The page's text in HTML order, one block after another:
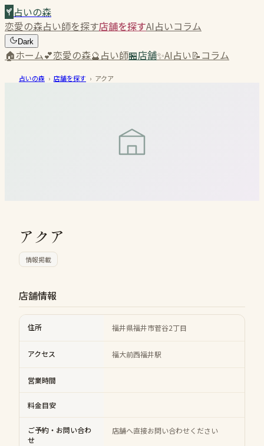
占いの森
恋愛の森占い師を探す店舗を探すAI占いコラム
Dark
🏠ホーム💕恋愛の森🔮占い師🏪店舗✨AI占い📝コラム
占いの森 › 店舗を探す › アクア
アクア
情報掲載
店舗情報
住所 福井県福井市菅谷2丁目
アクセス 福大前西福井駅
営業時間
料金目安
ご予約・お問い合わ
せ
店舗へ直接お問い合わせください